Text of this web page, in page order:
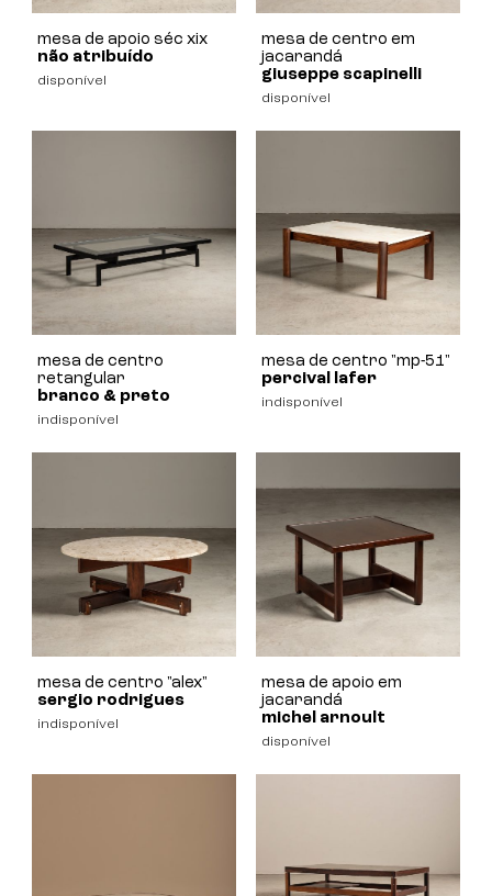
mesa de apoio séc xix
não atribuído
disponível
mesa de centro em
jacarandá
giuseppe scapinelli
disponível
mesa de centro
retangular
branco & preto
indisponível
mesa de centro "mp-51"
percival lafer
indisponível
mesa de centro "alex"
sergio rodrigues
indisponível
mesa de apoio em
jacarandá
michel arnoult
disponível